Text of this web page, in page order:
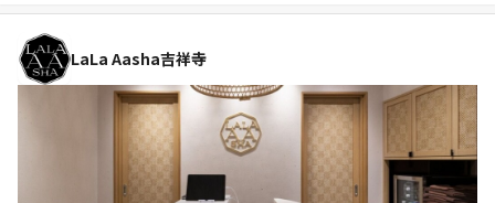
LaLa Aasha吉祥寺